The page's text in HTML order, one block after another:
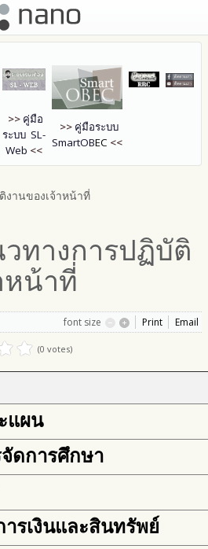
>> คู่มือ
ระบบ SL-
Web <<
>> คู่มือระบบ
SmartOBEC <<
งานของเจ้าหน้าที่
ทางการปฏิบัติ
หน้าที่
font size Print Email
(0 votes)
แผน
ดการศึกษา
รเงินและสินทรัพย์